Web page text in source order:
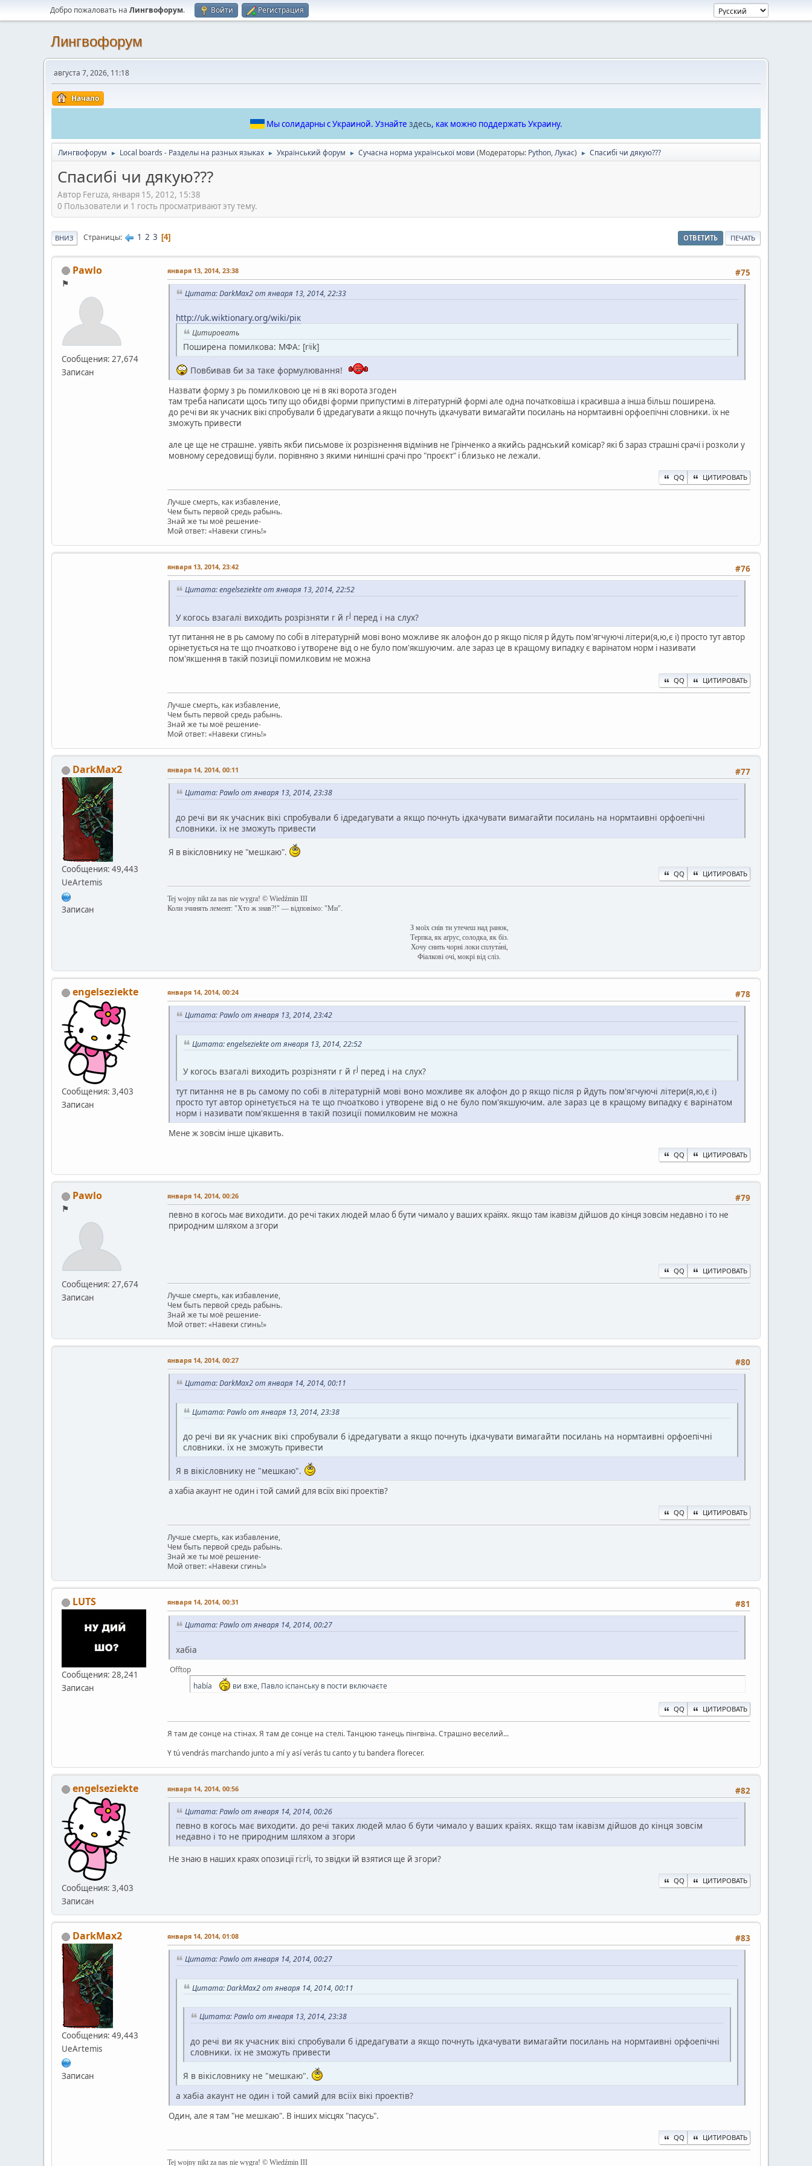
Добро пожаловать на Лингвофорум. Войти Регистрация
Лингвофорум
августа 7, 2026, 11:18
Начало
Мы солидарны с Украиной. Узнайте здесь, как можно поддержать Украину.
Лингвофорум ► Local boards - Разделы на разных языках ► Український форум ► Сучасна норма української мови (Модераторы: Python,Лукас) ► Спасибі чи дякую???
Спасибі чи дякую???
Автор Feruza, января 15, 2012, 15:38
0 Пользователи и 1 гость просматривают эту тему.
ОТВЕТИТЬ ПЕЧАТЬ
ВНИЗ Страницы 1 2 3 4
Pawlo
⚑
Сообщения: 27,674
Записан
#75
января 13, 2014, 23:38
Цитата: DarkMax2 от января 13, 2014, 22:33
http://uk.wiktionary.org/wiki/рік
Цитировать
Поширена помилкова: МФА: [rʲik]
Повбивав би за таке формулювання!
Назвати форму з рь помилковою це ні в які ворота згоден
там треба написати щось типу що обидві форми припустимі в літературній формі але одна початковіша і красивша а інша більш поширена.
до речі ви як учасник вікі спробували б ідредагувати а якщо почнуть ідкачувати вимагайти посилань на нормтаивні орфоепічні словники. їх не
зможуть привести
але це ще не страшне. уявіть якби письмове їх розрізнення відмінив не Грінченко а якийсь раднський комісар? які б зараз страшні срачі і розколи у
мовному середовищі були. порівняно з якими нинішні срачі про "проєкт" і близько не лежали.
QQ ЦИТИРОВАТЬ
Лучше смерть, как избавление,
Чем быть первой средь рабынь.
Знай же ты моё решение-
Мой ответ: «Навеки сгинь!»
#76
января 13, 2014, 23:42
Цитата: engelseziekte от января 13, 2014, 22:52
У когось взагалі виходить розрізняти r й rj перед i на слух?
тут питання не в рь самому по собі в літературній мові воно можливе як алофон до р якщо після р йдуть пом'ягчуючі літери(я,ю,є і) просто тут автор
орінетується на те що пчоатково і утворене від о не було пом'якшуючим. але зараз це в кращому випадку є варінатом норм і називати
пом'якшення в такій позиції помилковим не можна
QQ ЦИТИРОВАТЬ
Лучше смерть, как избавление,
Чем быть первой средь рабынь.
Знай же ты моё решение-
Мой ответ: «Навеки сгинь!»
DarkMax2
Сообщения: 49,443
UeArtemis
Записан
#77
января 14, 2014, 00:11
Цитата: Pawlo от января 13, 2014, 23:38
до речі ви як учасник вікі спробували б ідредагувати а якщо почнуть ідкачувати вимагайти посилань на нормтаивні орфоепічні
словники. їх не зможуть привести
Я в вікісловнику не "мешкаю".
QQ ЦИТИРОВАТЬ
Tej wojny nikt za nas nie wygra! © Wiedźmin III
Коли зчинять лемент: "Хто ж знав?!" — відповімо: "Ми".
З моїх снів ти утечеш над ранок,
Терпка, як аґрус, солодка, як біз.
Хочу снить чорні локи сплута́ні,
Фіалкові очі, мокрі від сліз.
engelseziekte
Сообщения: 3,403
Записан
#78
января 14, 2014, 00:24
Цитата: Pawlo от января 13, 2014, 23:42
Цитата: engelseziekte от января 13, 2014, 22:52
У когось взагалі виходить розрізняти r й rj перед i на слух?
тут питання не в рь самому по собі в літературній мові воно можливе як алофон до р якщо після р йдуть пом'ягчуючі літери(я,ю,є і)
просто тут автор орінетується на те що пчоатково і утворене від о не було пом'якшуючим. але зараз це в кращому випадку є варінатом
норм і називати пом'якшення в такій позиції помилковим не можна
Мене ж зовсім інше цікавить.
QQ ЦИТИРОВАТЬ
Pawlo
⚑
Сообщения: 27,674
Записан
#79
января 14, 2014, 00:26
певно в когось має виходити. до речі таких людей млао б бути чимало у ваших країях. якщо там ікавізм дійшов до кінця зовсім недавно і то не
природним шляхом а згори
QQ ЦИТИРОВАТЬ
Лучше смерть, как избавление,
Чем быть первой средь рабынь.
Знай же ты моё решение-
Мой ответ: «Навеки сгинь!»
#80
января 14, 2014, 00:27
Цитата: DarkMax2 от января 14, 2014, 00:11
Цитата: Pawlo от января 13, 2014, 23:38
до речі ви як учасник вікі спробували б ідредагувати а якщо почнуть ідкачувати вимагайти посилань на нормтаивні орфоепічні
словники. їх не зможуть привести
Я в вікісловнику не "мешкаю".
а хабіа акаунт не один і той самий для всіїх вікі проектів?
QQ ЦИТИРОВАТЬ
Лучше смерть, как избавление,
Чем быть первой средь рабынь.
Знай же ты моё решение-
Мой ответ: «Навеки сгинь!»
LUTS
Сообщения: 28,241
Записан
#81
января 14, 2014, 00:31
Цитата: Pawlo от января 14, 2014, 00:27
хабіа
Offtop
había
ви вже, Павло іспанську в пости включаєте
QQ ЦИТИРОВАТЬ
Я там де сонце на стінах. Я там де сонце на стелі. Танцюю танець пінгвіна. Страшно веселий...
Y tú vendrás marchando junto a mí y así verás tu canto y tu bandera florecer.
engelseziekte
Сообщения: 3,403
Записан
#82
января 14, 2014, 00:56
Цитата: Pawlo от января 14, 2014, 00:26
певно в когось має виходити. до речі таких людей млао б бути чимало у ваших країях. якщо там ікавізм дійшов до кінця зовсім
недавно і то не природним шляхом а згори
Не знаю в наших краях опозиції ri:rji, то звідки їй взятися ще й згори?
QQ ЦИТИРОВАТЬ
DarkMax2
Сообщения: 49,443
UeArtemis
Записан
#83
января 14, 2014, 01:08
Цитата: Pawlo от января 14, 2014, 00:27
Цитата: DarkMax2 от января 14, 2014, 00:11
Цитата: Pawlo от января 13, 2014, 23:38
до речі ви як учасник вікі спробували б ідредагувати а якщо почнуть ідкачувати вимагайти посилань на нормтаивні орфоепічні
словники. їх не зможуть привести
Я в вікісловнику не "мешкаю".
а хабіа акаунт не один і той самий для всіїх вікі проектів?
Один, але я там "не мешкаю". В інших місцях "пасусь".
QQ ЦИТИРОВАТЬ
Tej wojny nikt za nas nie wygra! © Wiedźmin III